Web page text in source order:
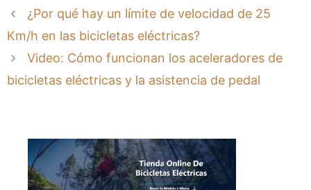
¿Por qué hay un límite de velocidad de 25
Km/h en las bicicletas eléctricas?
Video: Cómo funcionan los aceleradores de
bicicletas eléctricas y la asistencia de pedal